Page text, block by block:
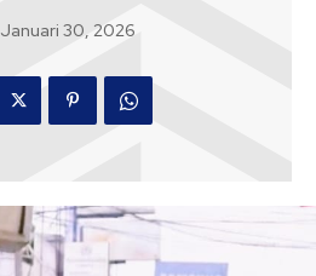
Januari 30, 2026